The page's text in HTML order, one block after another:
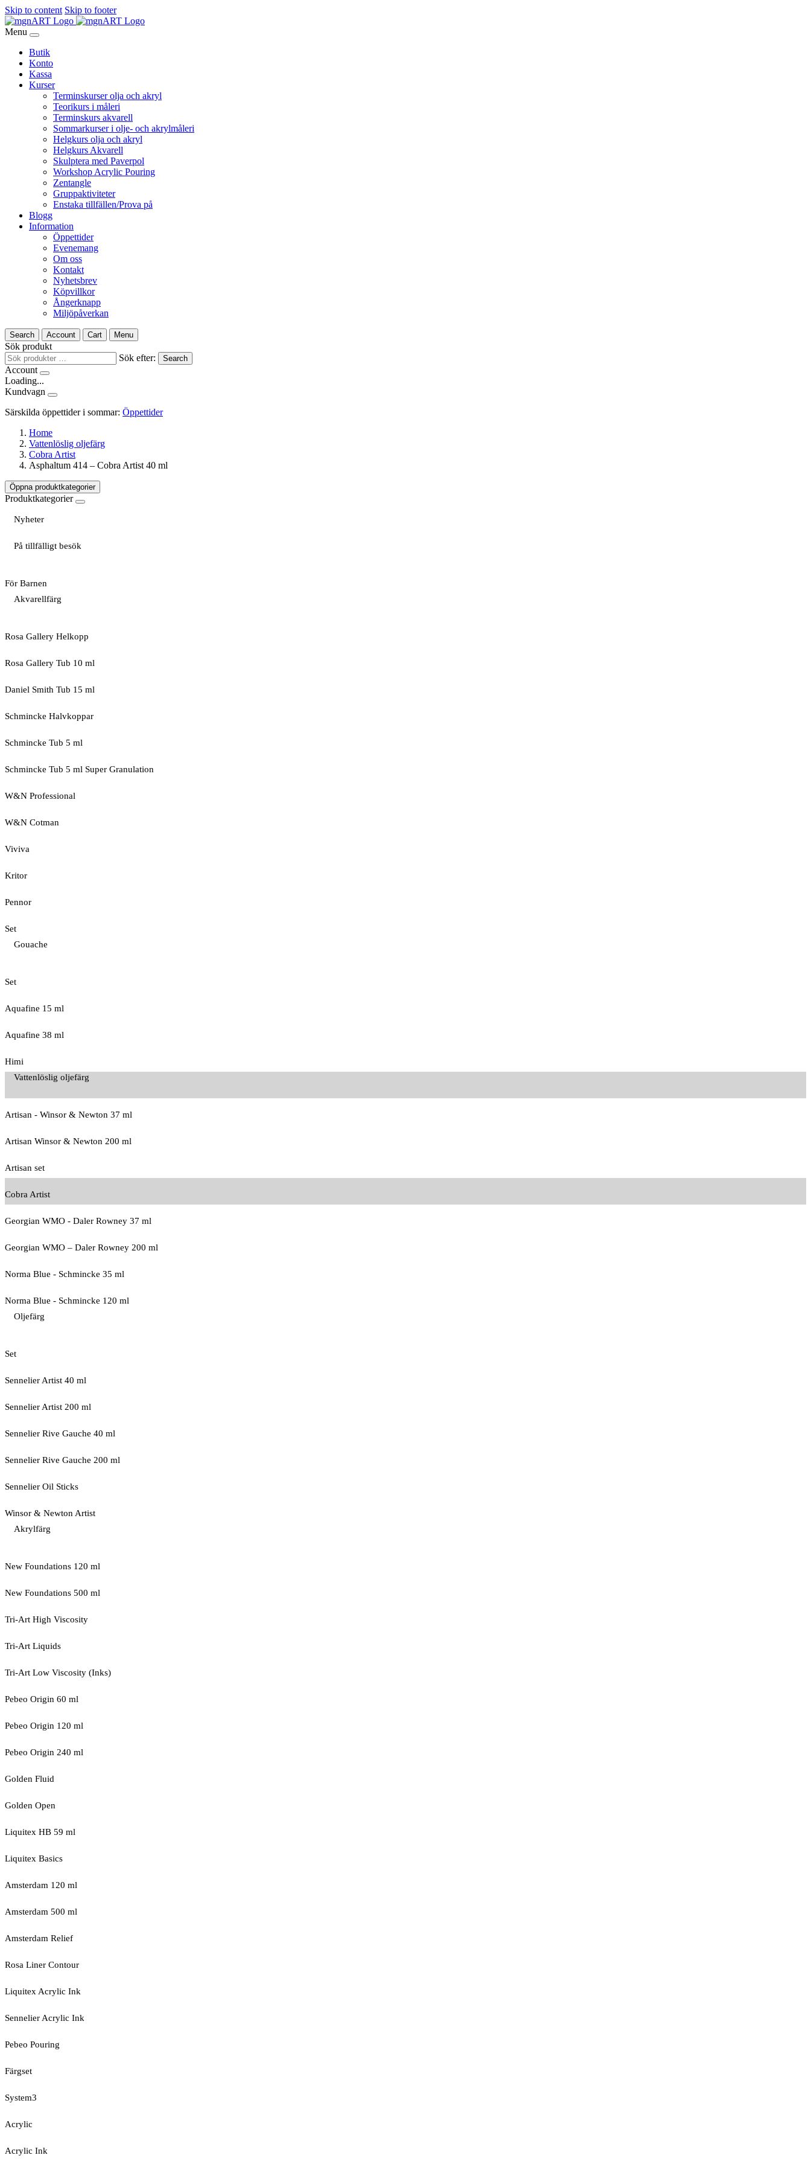
Skip to content Skip to footer
Menu
Butik
Konto
Kassa
Kurser
Terminskurser olja och akryl
Teorikurs i måleri
Terminskurs akvarell
Sommarkurser i olje- och akrylmåleri
Helgkurs olja och akryl
Helgkurs Akvarell
Skulptera med Paverpol
Workshop Acrylic Pouring
Zentangle
Gruppaktiviteter
Enstaka tillfällen/Prova på
Blogg
Information
Öppettider
Evenemang
Om oss
Kontakt
Nyhetsbrev
Köpvillkor
Ångerknapp
Miljöpåverkan
Search Account Cart Menu
Sök produkt
Sök efter:
Search
Account
Loading...
Kundvagn
Särskilda öppettider i sommar: Öppettider
Home
Vattenlöslig oljefärg
Cobra Artist
Asphaltum 414 – Cobra Artist 40 ml
Öppna produktkategorier
Produktkategorier
Nyheter
På tillfälligt besök
För Barnen
Akvarellfärg
Rosa Gallery Helkopp
Rosa Gallery Tub 10 ml
Daniel Smith Tub 15 ml
Schmincke Halvkoppar
Schmincke Tub 5 ml
Schmincke Tub 5 ml Super Granulation
W&N Professional
W&N Cotman
Viviva
Kritor
Pennor
Set
Gouache
Set
Aquafine 15 ml
Aquafine 38 ml
Himi
Vattenlöslig oljefärg
Artisan - Winsor & Newton 37 ml
Artisan Winsor & Newton 200 ml
Artisan set
Cobra Artist
Georgian WMO - Daler Rowney 37 ml
Georgian WMO – Daler Rowney 200 ml
Norma Blue - Schmincke 35 ml
Norma Blue - Schmincke 120 ml
Oljefärg
Set
Sennelier Artist 40 ml
Sennelier Artist 200 ml
Sennelier Rive Gauche 40 ml
Sennelier Rive Gauche 200 ml
Sennelier Oil Sticks
Winsor & Newton Artist
Akrylfärg
New Foundations 120 ml
New Foundations 500 ml
Tri-Art High Viscosity
Tri-Art Liquids
Tri-Art Low Viscosity (Inks)
Pebeo Origin 60 ml
Pebeo Origin 120 ml
Pebeo Origin 240 ml
Golden Fluid
Golden Open
Liquitex HB 59 ml
Liquitex Basics
Amsterdam 120 ml
Amsterdam 500 ml
Amsterdam Relief
Rosa Liner Contour
Liquitex Acrylic Ink
Sennelier Acrylic Ink
Pebeo Pouring
Färgset
System3
Acrylic
Acrylic Ink